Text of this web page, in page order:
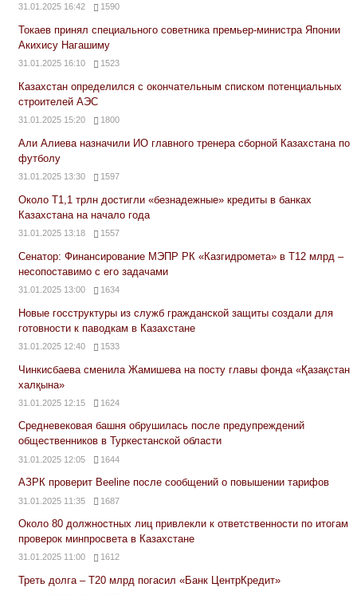
31.01.2025 16:42 1590
Токаев принял специального советника премьер-министра Японии
Акихису Нагашиму
31.01.2025 16:10 1523
Казахстан определился с окончательным списком потенциальных
строителей АЭС
31.01.2025 15:20 1800
Али Алиева назначили ИО главного тренера сборной Казахстана по
футболу
31.01.2025 13:30 1597
Около Т1,1 трлн достигли «безнадежные» кредиты в банках
Казахстана на начало года
31.01.2025 13:18 1557
Сенатор: Финансирование МЭПР РК «Казгидромета» в Т12 млрд –
несопоставимо с его задачами
31.01.2025 13:00 1634
Новые госструктуры из служб гражданской защиты создали для
готовности к паводкам в Казахстане
31.01.2025 12:40 1533
Чинкисбаева сменила Жамишева на посту главы фонда «Қазақстан
халқына»
31.01.2025 12:15 1624
Средневековая башня обрушилась после предупреждений
общественников в Туркестанской области
31.01.2025 12:05 1644
АЗРК проверит Beeline после сообщений о повышении тарифов
31.01.2025 11:35 1687
Около 80 должностных лиц привлекли к ответственности по итогам
проверок минпросвета в Казахстане
31.01.2025 11:00 1612
Треть долга – Т20 млрд погасил «Банк ЦентрКредит»